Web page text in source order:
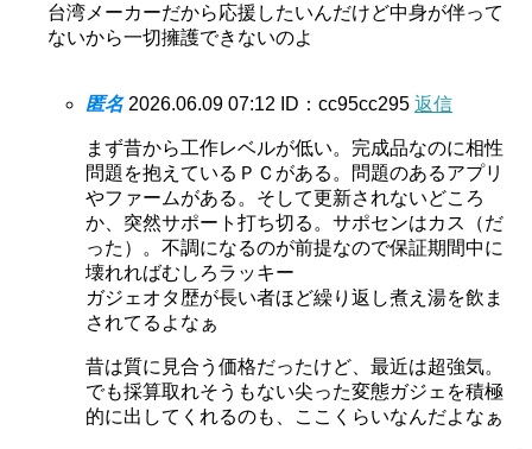
台湾メーカーだから応援したいんだけど中身が伴って
ないから一切擁護できないのよ
匿名 2026.06.09 07:12 ID：cc95cc295 返信
まず昔から工作レベルが低い。完成品なのに相性
問題を抱えているＰＣがある。問題のあるアプリ
やファームがある。そして更新されないどころ
か、突然サポート打ち切る。サポセンはカス（だ
った）。不調になるのが前提なので保証期間中に
壊れればむしろラッキー
ガジェオタ歴が長い者ほど繰り返し煮え湯を飲ま
されてるよなぁ
昔は質に見合う価格だったけど、最近は超強気。
でも採算取れそうもない尖った変態ガジェを積極
的に出してくれるのも、ここくらいなんだよなぁ